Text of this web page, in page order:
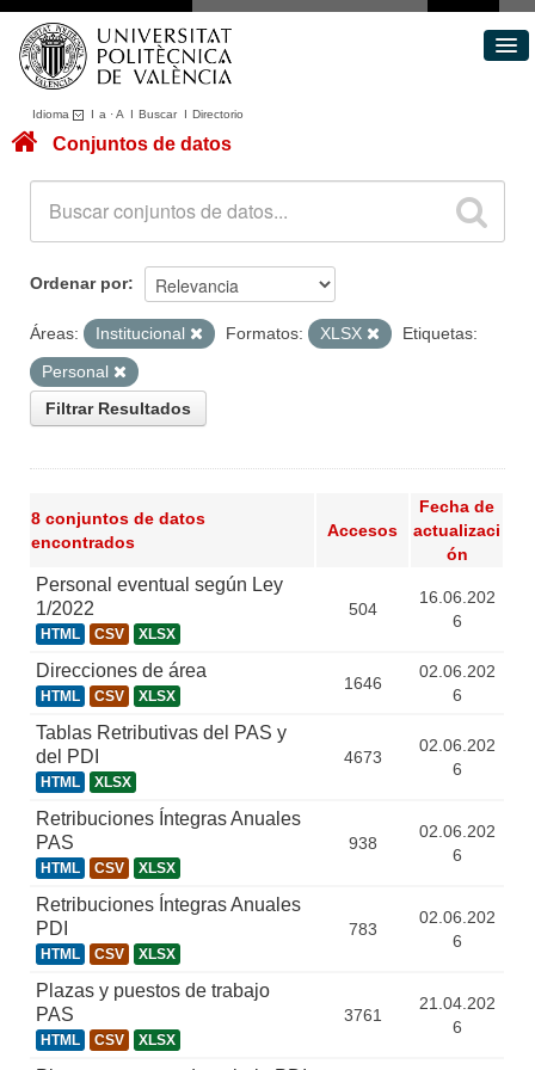
Idioma I a ·A I BuscarI Directorio
Conjuntos de datos
Acerca de
Portal de Transparencia
Conjuntos de datos
Ordenar por
Áreas: Institucional Formatos: XLSX
Etiquetas:
Personal
Filtrar Resultados
8 conjuntos de datos
encontrados
Accesos
Fecha de
actualizaci
ón
Personal eventual según Ley
1/2022
HTML CSV XLSX
504
16.06.202
6
Direcciones de área
HTML CSV XLSX
1646
02.06.202
6
Tablas Retributivas del PAS y
del PDI
HTML XLSX
4673
02.06.202
6
Retribuciones Íntegras Anuales
PAS
HTML CSV XLSX
938
02.06.202
6
Retribuciones Íntegras Anuales
PDI
HTML CSV XLSX
783
02.06.202
6
Plazas y puestos de trabajo
PAS
HTML CSV XLSX
3761
21.04.202
6